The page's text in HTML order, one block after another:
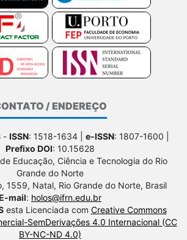
/ ENDEREÇO
- ISSN: 1518-1634 | e-ISSN: 1807-1600 |
Prefixo DOI: 10.15628
Educação, Ciência e Tecnologia do Rio
Grande do Norte
1559, Natal, Rio Grande do Norte, Brasil
mail: holos@ifrn.edu.br
esta Licenciada com Creative Commons
SemDerivações 4.0 Internacional (CC
BY-NC-ND 4.0)